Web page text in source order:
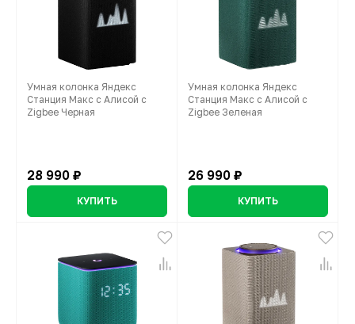
Умная колонка Яндекс
Станция Макс с Алисой с
Zigbee Черная
28 990 ₽
КУПИТЬ
Умная колонка Яндекс
Станция Макс с Алисой с
Zigbee Зеленая
26 990 ₽
КУПИТЬ